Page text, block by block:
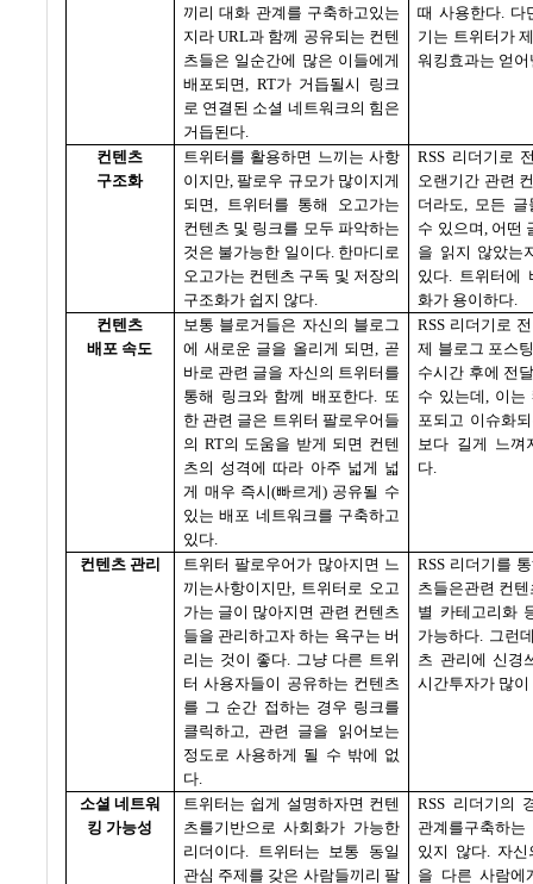
끼리 대화 관계를 구축하고있는
지라 URL과 함께 공유되는 컨텐
츠들은 일순간에 많은 이들에게
배포되면, RT가 거듭될시 링크
로 연결된 소셜 네트워크의 힘은
거듭된다.
때 사용한다. 다
기는 트위터가
워킹효과는 얻
컨텐츠
구조화
트위터를 활용하면 느끼는 사항
이지만,팔로우 규모가 많이지게
되면, 트위터를 통해 오고가는
컨텐츠 및 링크를 모두 파악하는
것은 불가능한 일이다. 한마디로
오고가는 컨텐츠 구독 및 저장의
구조화가 쉽지 않다.
RSS 리더기로
오랜기간 관련
더라도, 모든 글
수 있으며, 어떤
을 읽지 않았는
있다. 트위터에
화가 용이하다.
컨텐츠
배포 속도
보통 블로거들은 자신의 블로그
에 새로운 글을 올리게 되면, 곧
바로 관련 글을 자신의 트위터를
통해 링크와 함께 배포한다. 또
한 관련 글은 트위터 팔로우어들
의 RT의 도움을 받게 되면 컨텐
츠의 성격에 따라 아주 넓게 넓
게 매우 즉시(빠르게) 공유될 수
있는 배포 네트워크를 구축하고
있다.
RSS 리더기로
제 블로그 포스
수시간 후에 전
수 있는데, 이는
포되고 이슈화
보다 길게 느껴
다.
컨텐츠 관리
트위터 팔로우어가 많아지면 느
끼는사항이지만, 트위터로 오고
가는 글이 많아지면 관련 컨텐츠
들을 관리하고자 하는 욕구는 버
리는 것이 좋다. 그냥 다른 트위
터 사용자들이 공유하는 컨텐츠
를 그 순간 접하는 경우 링크를
클릭하고, 관련 글을 읽어보는
정도로 사용하게 될 수 밖에 없
다.
RSS 리더기를
츠들은관련 컨
별 카테고리화
가능하다. 그런
츠 관리에 신경
시간투자가 많
소셜 네트워
킹 가능성
트위터는 쉽게 설명하자면 컨텐
츠를기반으로 사회화가 가능한
리더이다. 트위터는 보통 동일
관심 주제를 갖은 사람들끼리 팔
RSS 리더기의
관계를구축하
있지 않다. 자신
을 다른 사람에